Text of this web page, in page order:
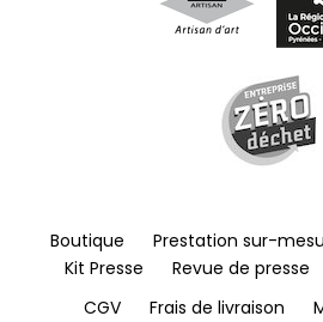
Boutique Prestation sur-
Kit Presse
Revue de presse
CGV
Frais de livraison